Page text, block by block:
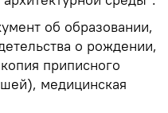
об образовании,
о рождении,
приписного
медицинская